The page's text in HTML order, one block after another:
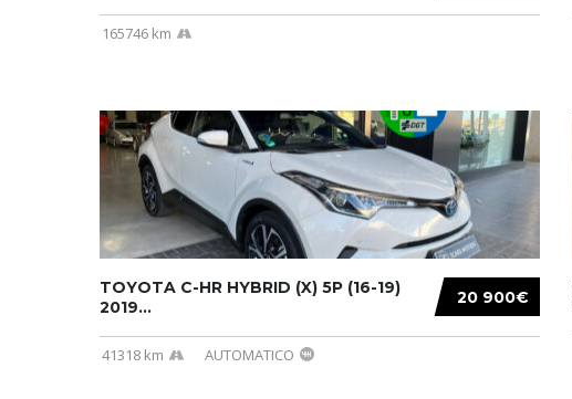
165746 km
20 900€
TOYOTA C-HR HYBRID (X) 5P (16-19)
2019...
41318 km AUTOMATICO